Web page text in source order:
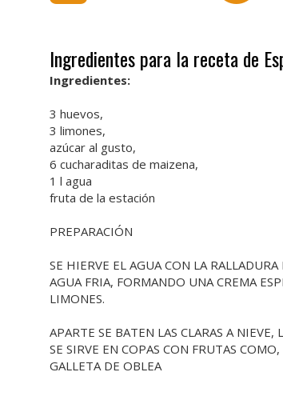
Ingredientes para la receta de
Ingredientes:
3 huevos,
3 limones,
azúcar al gusto,
6 cucharaditas de maizena,
1 l agua
fruta de la estación
PREPARACIÓN
SE HIERVE EL AGUA CON LA
AGUA FRIA, FORMANDO UNA CREMA
LIMONES.
APARTE SE BATEN LAS CLARAS A
SE SIRVE EN COPAS CON FRUTAS
GALLETA DE OBLEA